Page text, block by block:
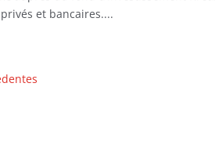
et bancaires....